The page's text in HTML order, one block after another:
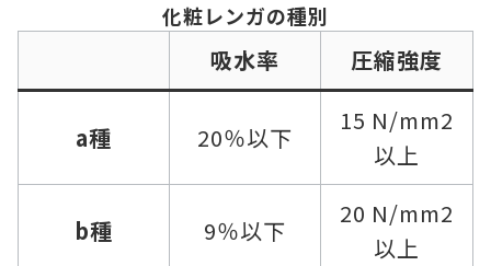
化粧レンガの種別
吸水率 圧縮強度
a種 20％以下
15 N/mm2
以上
b種 9％以下
20 N/mm2
以上